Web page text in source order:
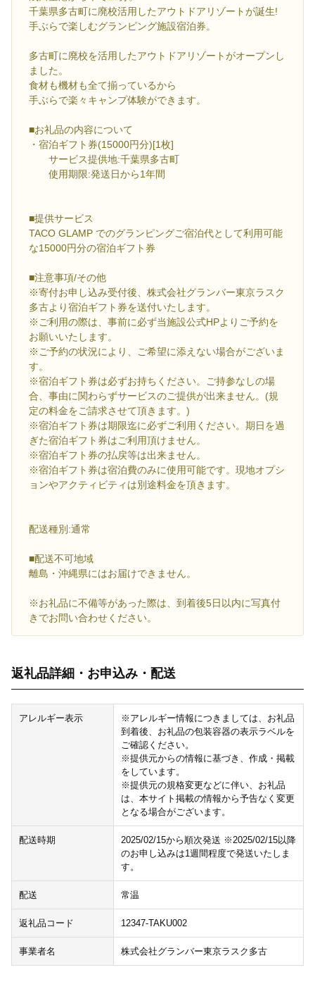
千葉県多古町に廃校活用したアウトドアリゾートが誕生!
手ぶらで楽しむグランピング施設宿泊券。
多古町に廃校を活用したアウトドアリゾートがオープンし
ました。
食材も機材も全て揃っているから
手ぶらで楽々キャンプ体験ができます。
■お礼品の内容について
・宿泊ギフト券(15000円分)[1枚]
サービス提供地:千葉県多古町
使用期限:発送日から1年間
■提供サービス
TACO GLAMP でのグランピングご宿泊代として利用可能
な15000円分の宿泊ギフト券
■注意事項/その他
※寄付お申し込み受付後、株式会社グランバー東京ラスク
多古より宿泊ギフト券を送付いたします。
※ご利用の際は、事前に必ず当施設公式HPよりご予約を
お願いいたします。
※ご予約の状況により、ご希望に添えない場合がございま
す。
※宿泊ギフト券は必ずお持ちください。ご持参なしの場
合、事由に関わらずサービスのご提供が出来ません。(規
定の料金をご請求させて頂きます。)
※宿泊ギフト券は期限迄に必ずご利用ください。期日を過
ぎた宿泊ギフト券はご利用頂けません。
※宿泊ギフト券の払戻等は出来ません。
※宿泊ギフト券は宿泊費のみに使用可能です。現地オプシ
ョンやアクティビティは別途料金を頂きます。
配送種別:通常
■配送不可地域
離島・沖縄県にはお届けできません。
※お礼品に不備等があった際は、到着後5日以内に写真付
きでお問い合わせください。
返礼品詳細・お申込み・配送
アレルギー表示
※アレルギー情報につきましては、お礼品
到着後、お礼品の包装容器の表示ラベルを
ご確認ください。
※提供元からの情報に基づき、作成・掲載
をしています。
※提供元の規格変更などに伴い、お礼品
は、本サイト掲載の情報から予告なく変更
となる場合がございます。
配送時期
2025/02/15から順次発送 ※2025/02/15以降
のお申し込みは1週間程度で発送いたしま
す。
配送 常温
返礼品コード 12347-TAKU002
事業者名 株式会社グランバー東京ラスク多古